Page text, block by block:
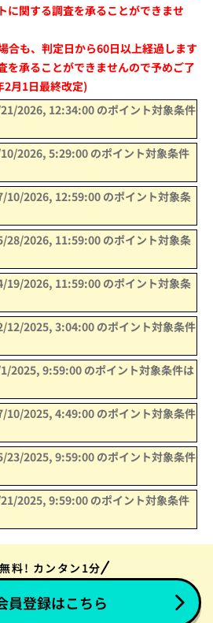
に関する調査を承ることができませ
合も、判定日から60日以上経過します
を承ることができませんので予めご了
月1日最終改定)
2026, 12:34:00 のポイント対象条件
2026, 5:29:00 のポイント対象条件
10/2026, 12:59:00 のポイント対象条
28/2026, 11:59:00 のポイント対象条
19/2026, 11:59:00 のポイント対象条
12/2025, 3:04:00 のポイント対象条件
2025, 9:59:00 のポイント対象条件は
10/2025, 4:49:00 のポイント対象条件
23/2025, 9:59:00 のポイント対象条件
2025, 9:59:00 のポイント対象条件
料! カンタン1分
員登録はこちら